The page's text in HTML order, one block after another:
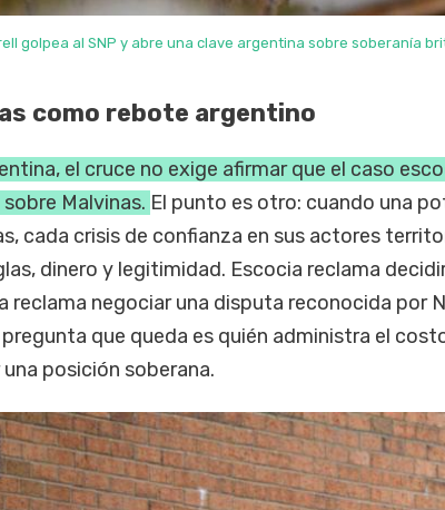
golpea al SNP y abre una clave argentina sobre soberanía
como rebote argentino
el cruce no exige afirmar que el caso
Malvinas. El punto es otro: cuando una
cada crisis de confianza en sus actores
dinero y legitimidad. Escocia reclama
reclama negociar una disputa reconocida por
pregunta que queda es quién administra el
posición soberana.